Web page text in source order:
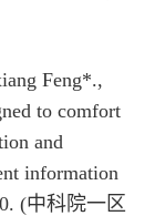
Feng*.,
to comfort
and
information
(中科院一区